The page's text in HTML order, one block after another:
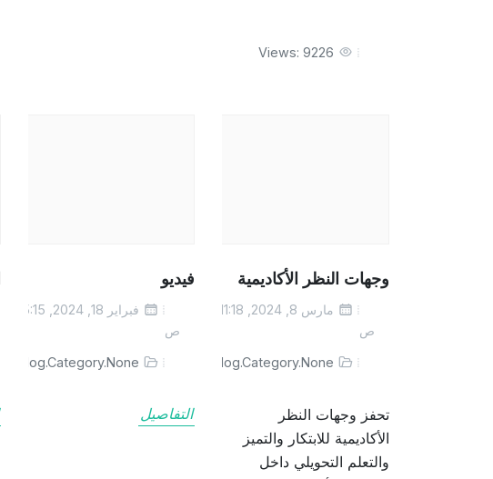
Views: 9226
وجهات النظر الأكاديمية
مارس 8, 2024, 11:18
ص
blog.Category.None
تحفز وجهات النظر
الأكاديمية للابتكار والتميز
والتعلم التحويلي داخل
فيديو
فبراير 18, 2024, 5:15
ص
blog.Category.None
التفاصيل